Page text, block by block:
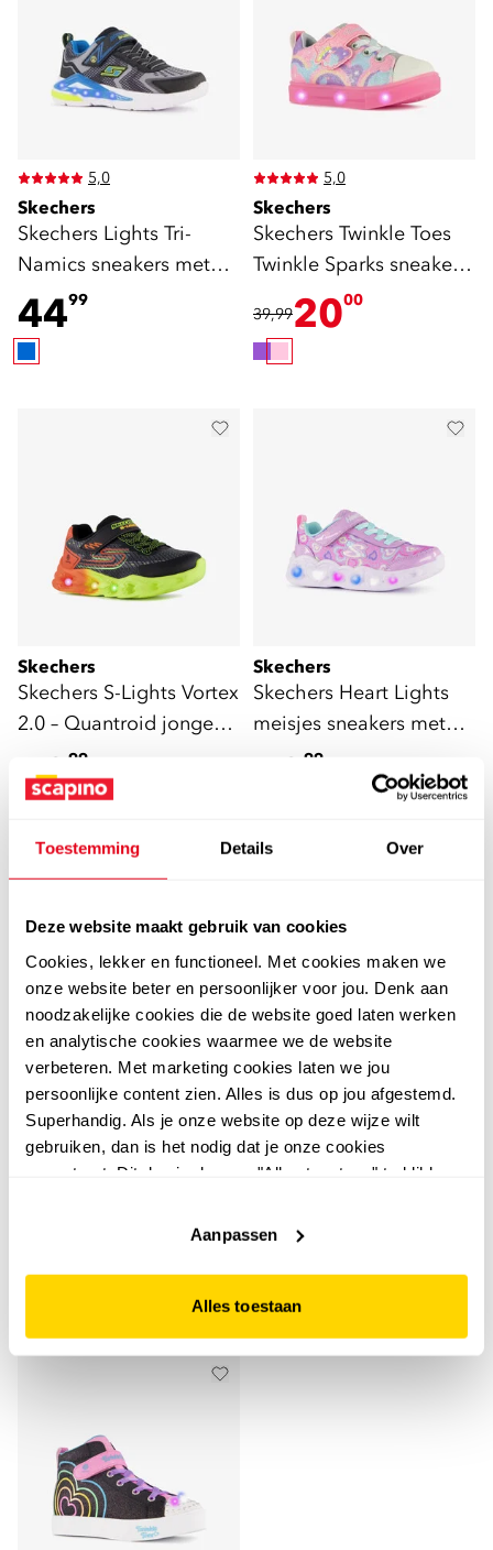
Toestemming Details Over
Deze website maakt gebruik van cookies
Cookies, lekker en functioneel. Met cookies maken we
onze website beter en persoonlijker voor jou. Denk aan
noodzakelijke cookies die de website goed laten werken
en analytische cookies waarmee we de website
verbeteren. Met marketing cookies laten we jou
persoonlijke content zien. Alles is dus op jou afgestemd.
Superhandig. Als je onze website op deze wijze wilt
gebruiken, dan is het nodig dat je onze cookies
accepteert. Dit doe je door op "Alles toestaan" te klikken.
website niet optimaal functioneert.
Aanpassen
Alles toestaan
5,0
Skechers
Skechers Lights Tri-
Namics sneakers met
lichtjes
4499
5,0
Skechers
Skechers Twinkle Toes
Twinkle Sparks sneakers
39,992000
Skechers
Skechers S-Lights Vortex
2.0 – Quantroid jongens
sneakers zwart
4999
Skechers
Skechers Heart Lights
meisjes sneakers met
lichtjes in pastelkleuren
49 99
Skechers
Skechers Heart Lights –
5,0
Skechers
Skechers S-Lights: Sola
met lichtjes paars
44